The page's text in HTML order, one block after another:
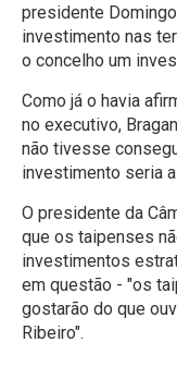
presidente
investimento nas
o concelho um
Como já o havia
no executivo,
não tivesse
investimento seria
O presidente da
que os taipenses
investimentos
em questão - "os
gostarão do que
Ribeiro".